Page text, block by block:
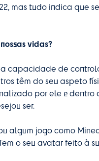
mas tudo indica que
vidas?
capacidade de
têm do seu aspeto
por ele e dentro
ser.
algum jogo como
o seu avatar feito à